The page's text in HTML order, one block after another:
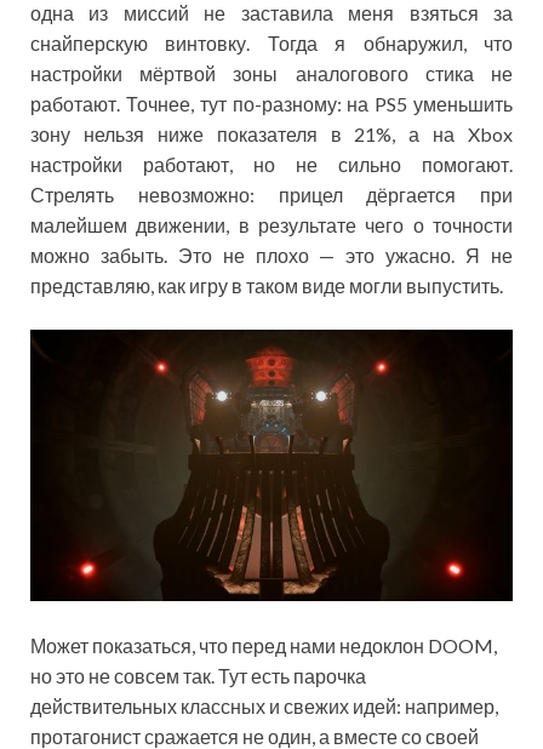
одна из миссий не заставила меня взяться за
снайперскую винтовку. Тогда я обнаружил, что
настройки мёртвой зоны аналогового стика не
работают. Точнее, тут по-разному: на PS5 уменьшить
зону нельзя ниже показателя в 21%, а на Xbox
настройки работают, но не сильно помогают.
Стрелять невозможно: прицел дёргается при
малейшем движении, в результате чего о точности
можно забыть. Это не плохо — это ужасно. Я не
представляю, как игру в таком виде могли выпустить.
Может показаться, что перед нами недоклон DOOM,
но это не совсем так. Тут есть парочка
действительных классных и свежих идей: например,
протагонист сражается не один, а вместе со своей